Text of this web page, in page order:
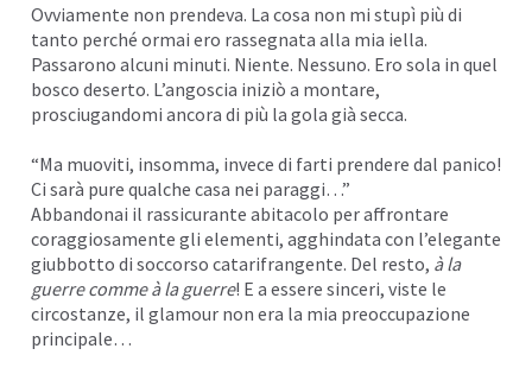
Ovviamente non prendeva. La cosa non mi stupì più di
tanto perché ormai ero rassegnata alla mia iella.
Passarono alcuni minuti. Niente. Nessuno. Ero sola in quel
bosco deserto. L’angoscia iniziò a montare,
prosciugandomi ancora di più la gola già secca.
“Ma muoviti, insomma, invece di farti prendere dal panico!
Ci sarà pure qualche casa nei paraggi…”
Abbandonai il rassicurante abitacolo per affrontare
coraggiosamente gli elementi, agghindata con l’elegante
giubbotto di soccorso catarifrangente. Del resto, à la
guerre comme à la guerre! E a essere sinceri, viste le
circostanze, il glamour non era la mia preoccupazione
principale…